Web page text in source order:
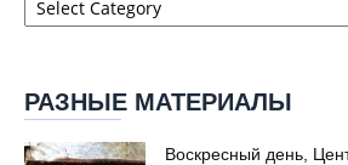
сайта
РАЗНЫЕ МАТЕРИАЛЫ
Воскресный день,